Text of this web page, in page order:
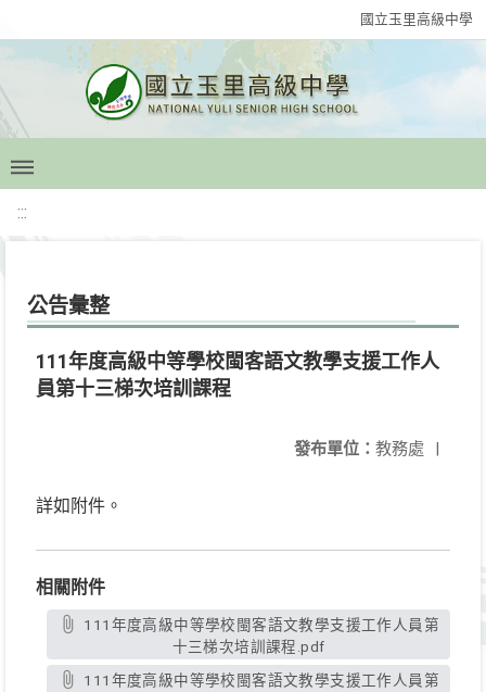
國立玉里高級中學
:::
公告彙整
111年度高級中等學校閩客語文教學支援工作人
員第十三梯次培訓課程
發布單位： 教務處 |
詳如附件。
相關附件
十三梯次培訓課程.pdf